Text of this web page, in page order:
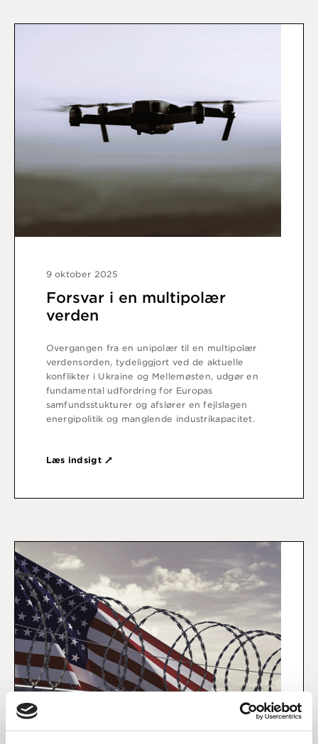
9 oktober 2025
Forsvar i en multipolær
verden
Overgangen fra en unipolær til en multipolær
verdensorden, tydeliggjort ved de aktuelle
konflikter i Ukraine og Mellemøsten, udgør en
fundamental udfordring for Europas
samfundsstukturer og afslører en fejlslagen
energipolitik og manglende industrikapacitet.
Læs indsigt